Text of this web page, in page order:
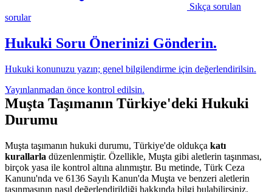
Sıkça sorulan
sorular
Hukuki Soru Önerinizi Gönderin.
Hukuki konunuzu yazın; genel bilgilendirme için değerlendirilsin.
Yayınlanmadan önce kontrol edilsin.
Muşta Taşımanın Türkiye'deki Hukuki
Durumu
Muşta taşımanın hukuki durumu, Türkiye'de oldukça katı
kurallarla düzenlenmiştir. Özellikle, Muşta gibi aletlerin taşınması,
birçok yasa ile kontrol altına alınmıştır. Bu metinde, Türk Ceza
Kanunu'nda ve 6136 Sayılı Kanun'da Muşta ve benzeri aletlerin
taşınmasının nasıl değerlendirildiği hakkında bilgi bulabilirsiniz.